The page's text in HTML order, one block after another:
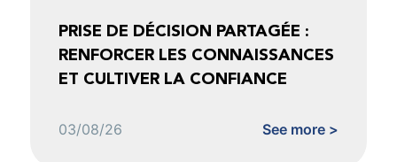
PRISE DE DÉCISION PARTAGÉE :
RENFORCER LES CONNAISSANCES
ET CULTIVER LA CONFIANCE
03/08/26 See more >